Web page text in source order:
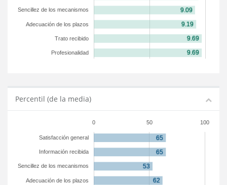
Sencillez de los mecanismos
Adecuación de los plazos
Trato recibido
Profesionalidad
Percentil (de la media)
0 50 100
Satisfacción general
Información recibida
Sencillez de los mecanismos
Adecuación de los plazos